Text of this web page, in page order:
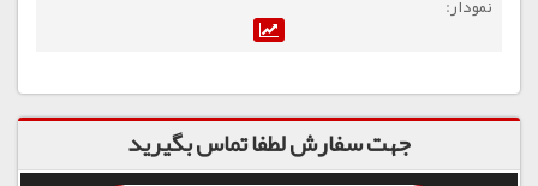
جهت سفارش لطفا تماس بگیرید